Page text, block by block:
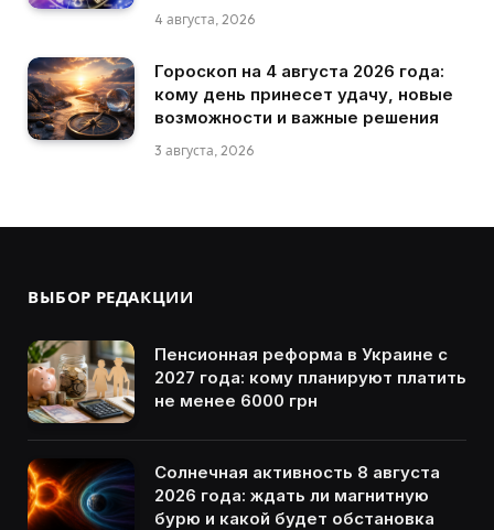
4 августа, 2026
Гороскоп на 4 августа 2026 года:
кому день принесет удачу, новые
возможности и важные решения
3 августа, 2026
ВЫБОР РЕДАКЦИИ
Пенсионная реформа в Украине с
2027 года: кому планируют платить
не менее 6000 грн
Солнечная активность 8 августа
2026 года: ждать ли магнитную
бурю и какой будет обстановка